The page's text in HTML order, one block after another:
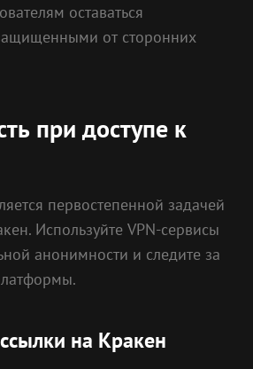
оставаться
от сторонних
при доступе к
первостепенной задачей
Используйте VPN-сервисы
анонимности и следите за
на Кракен